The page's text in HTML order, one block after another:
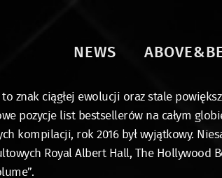
NEWS
znak ciągłej ewolucji oraz stale
pozycje list bestsellerów na całym
kompilacji, rok 2016 był wyjątkowy.
Royal Albert Hall, The Hollywood